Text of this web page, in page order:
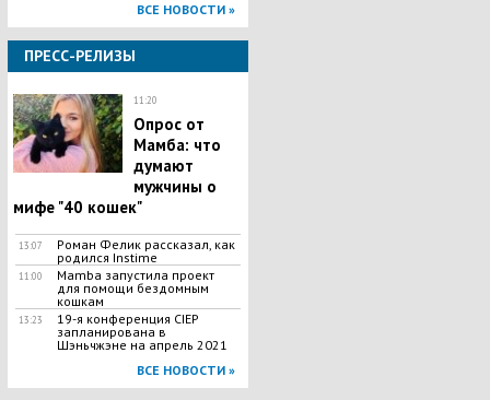
ВСЕ НОВОСТИ »
ПРЕСС-РЕЛИЗЫ
11:20
Опрос от
Мамба: что
думают
мужчины о
мифе "40 кошек"
13:07
Роман Фелик рассказал, как
родился Instime
11:00
Mamba запустила проект
для помощи бездомным
кошкам
13:23
19-я конференция CIEP
запланирована в
Шэньчжэне на апрель 2021
ВСЕ НОВОСТИ »